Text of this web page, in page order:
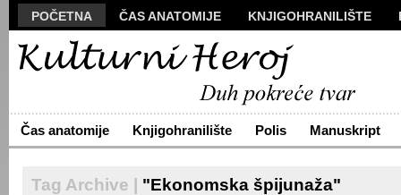
POČETNA ČAS ANATOMIJE KNJIGOHRANILIŠTE
MANUSKRIPT
VIZUALI
ARHIVA
O NAMA ŽIVA REČ KONTAKT
Čas anatomije Knjigohranilište Polis Manuskript
Tag Archive | "Ekonomska špijunaža"